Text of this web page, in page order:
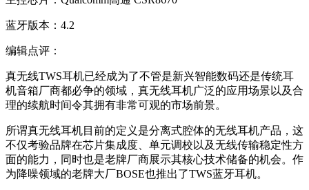
蓝牙版本：4.2
编辑点评：
真无线TWS耳机已经成为了不管是新兴智能数码还是传统耳
机音箱厂商都必争的领域，真无线耳机广泛的应用场景以及合
理的续航时间令其拥有非常可观的市场前景。
所谓真无线耳机目前的定义是分离式腔体的无线耳机产品，这
不仅考验品牌在芯片集成度、单元调校以及无线传输稳定性方
面的能力，同时也是老牌厂商展示其核心技术储备的机会。作
为降噪领域的老牌大厂BOSE也推出了TWS蓝牙耳机。